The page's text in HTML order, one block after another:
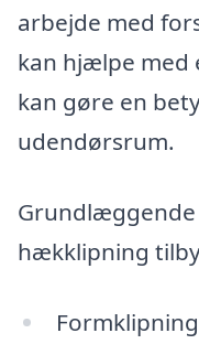
arbejde med
kan hjælpe med
kan gøre en
udendørsrum.
Grundlæggende
hækklipning